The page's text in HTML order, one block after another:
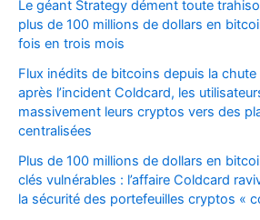
Le géant Strategy dément toute
plus de 100 millions de dollars en
fois en trois mois
Flux inédits de bitcoins depuis la
après l’incident Coldcard, les
massivement leurs cryptos vers des
centralisées
Plus de 100 millions de dollars en
clés vulnérables : l’affaire Coldcard
la sécurité des portefeuilles cryptos «